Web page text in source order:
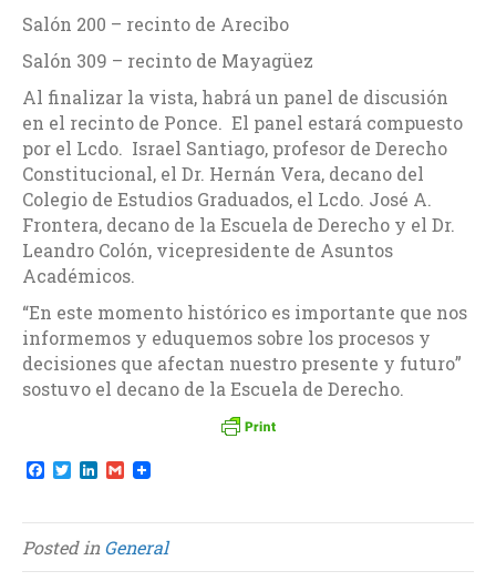
Salón 200 – recinto de Arecibo
Salón 309 – recinto de Mayagüez
Al finalizar la vista, habrá un panel de discusión
en el recinto de Ponce. El panel estará compuesto
por el Lcdo. Israel Santiago, profesor de Derecho
Constitucional, el Dr. Hernán Vera, decano del
Colegio de Estudios Graduados, el Lcdo. José A.
Frontera, decano de la Escuela de Derecho y el Dr.
Leandro Colón, vicepresidente de Asuntos
Académicos.
“En este momento histórico es importante que nos
informemos y eduquemos sobre los procesos y
decisiones que afectan nuestro presente y futuro”
sostuvo el decano de la Escuela de Derecho.
F
e
b
o
o
T
t
t
e
r
L
k
e
d
I
G
i
l
Posted inGeneral